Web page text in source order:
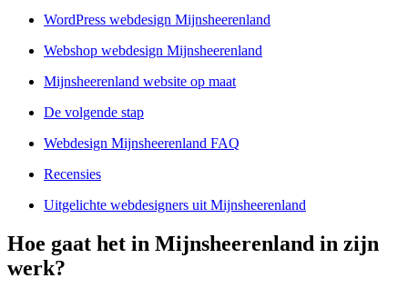
WordPress webdesign Mijnsheerenland
Webshop webdesign Mijnsheerenland
Mijnsheerenland website op maat
De volgende stap
Webdesign Mijnsheerenland FAQ
Recensies
Uitgelichte webdesigners uit Mijnsheerenland
Hoe gaat het in Mijnsheerenland in zijn
werk?